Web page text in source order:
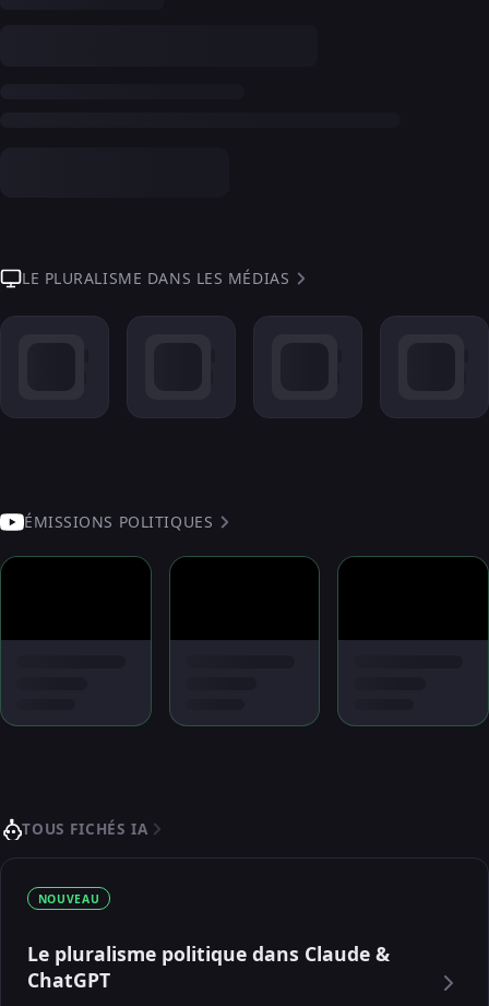
LE PLURALISME DANS LES MÉDIAS
ÉMISSIONS POLITIQUES
TOUS FICHÉS IA
NOUVEAU
Le pluralisme politique dans Claude &
ChatGPT